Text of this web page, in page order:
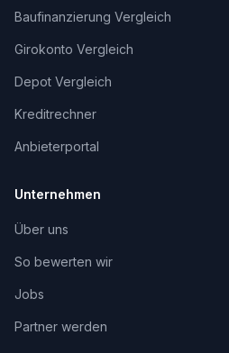
Baufinanzierung Vergleich
Girokonto Vergleich
Depot Vergleich
Kreditrechner
Anbieterportal
Unternehmen
Über uns
So bewerten wir
Jobs
Partner werden